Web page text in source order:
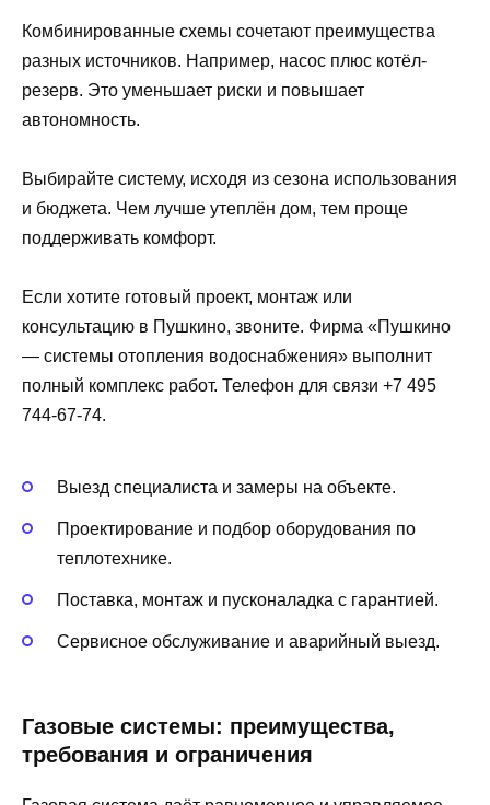
Комбинированные схемы сочетают преимущества
разных источников. Например, насос плюс котёл-
резерв. Это уменьшает риски и повышает
автономность.
Выбирайте систему, исходя из сезона использования
и бюджета. Чем лучше утеплён дом, тем проще
поддерживать комфорт.
Если хотите готовый проект, монтаж или
консультацию в Пушкино, звоните. Фирма «Пушкино
— системы отопления водоснабжения» выполнит
полный комплекс работ. Телефон для связи +7 495
744-67-74.
Выезд специалиста и замеры на объекте.
Проектирование и подбор оборудования по
теплотехнике.
Поставка, монтаж и пусконаладка с гарантией.
Сервисное обслуживание и аварийный выезд.
Газовые системы: преимущества,
требования и ограничения